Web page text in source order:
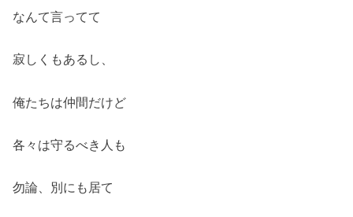
なんて言ってて
寂しくもあるし、
俺たちは仲間だけど
各々は守るべき人も
勿論、別にも居て